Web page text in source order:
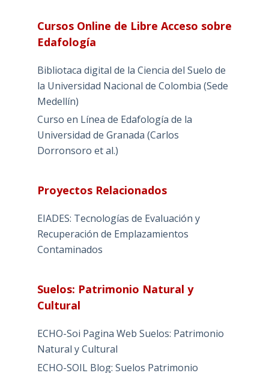
Cursos Online de Libre Acceso sobre
Edafología
Bibliotaca digital de la Ciencia del Suelo de
la Universidad Nacional de Colombia (Sede
Medellín)
Curso en Línea de Edafología de la
Universidad de Granada (Carlos
Dorronsoro et al.)
Proyectos Relacionados
EIADES: Tecnologías de Evaluación y
Recuperación de Emplazamientos
Contaminados
Suelos: Patrimonio Natural y
Cultural
ECHO-Soi Pagina Web Suelos: Patrimonio
Natural y Cultural
ECHO-SOIL Blog: Suelos Patrimonio